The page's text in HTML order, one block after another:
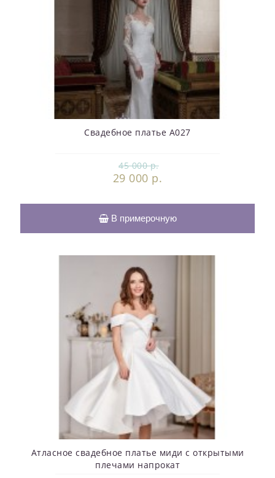
Свадебное платье А027
45 000 р.
29 000 р.
В примерочную
Атласное свадебное платье миди с открытыми
плечами напрокат